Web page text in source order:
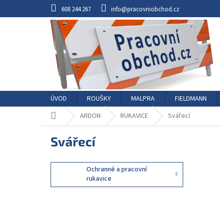
608 244 267 info@pracovniobchod.cz
ÚVOD ROUŠKY MALPRA FIELDMANN
Domů ARDON RUKAVICE Svářecí
Svářecí
Ochranné a pracovní
rukavice